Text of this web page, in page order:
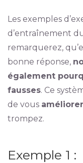
Les exemples
d’entraînement
remarquerez,
bonne réponse,
également
fausses. Ce
de vous
trompez.
Exemple 1 :